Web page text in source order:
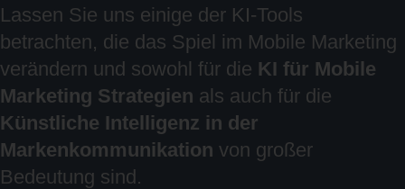
Lassen Sie uns einige der KI-Tools
betrachten, die das Spiel im Mobile Marketing
verändern und sowohl für die KI für Mobile
Marketing Strategien als auch für die
Künstliche Intelligenz in der
Markenkommunikation von großer
Bedeutung sind.